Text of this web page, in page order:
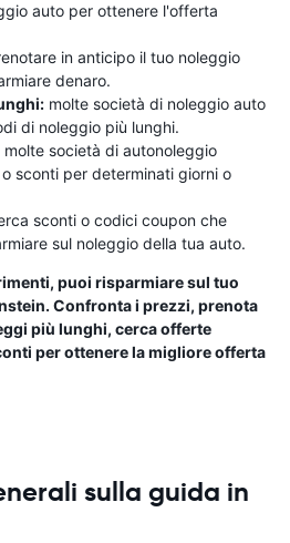
auto per ottenere l'offerta
in anticipo il tuo noleggio
denaro.
molte società di noleggio auto
di noleggio più lunghi.
molte società di autonoleggio
sconti per determinati giorni o
sconti o codici coupon che
sul noleggio della tua auto.
puoi risparmiare sul tuo
Confronta i prezzi, prenota
più lunghi, cerca offerte
per ottenere la migliore offerta
sulla guida in